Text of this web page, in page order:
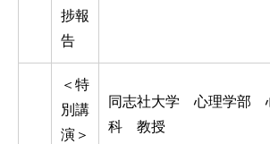
捗報
告
＜特
別講
演＞
同志社大学 心理学部
科 教授